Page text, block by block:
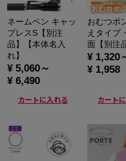
ネームペン キャッ
プレスS【別注
品】【本体名入
れ】
¥ 5,060～
¥ 6,490
カートに入れる
おむつポ
えタイプ
面【別注
¥ 1,320
¥ 1,958
カート